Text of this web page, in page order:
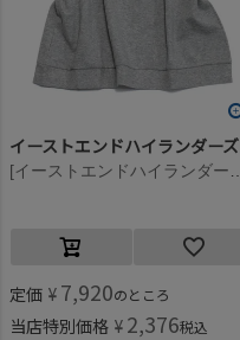
イーストエンドハイランダーズ
定価 ¥ 7,920のところ
当店特別価格 ¥ 2,376税込